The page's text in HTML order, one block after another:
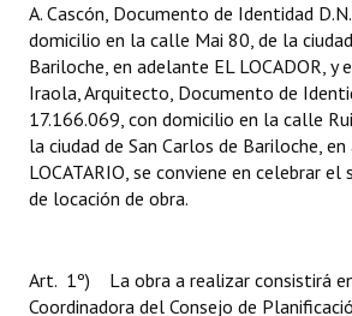
A. Cascón, Documento de Identidad
domicilio en la calle Mai 80, de la
Bariloche, en adelante EL LOCADOR, y
Iraola, Arquitecto, Documento de
17.166.069, con domicilio en la calle
la ciudad de San Carlos de Bariloche,
LOCATARIO, se conviene en celebrar
de locación de obra.
Art. 1º) La obra a realizar consistirá
Coordinadora del Consejo de